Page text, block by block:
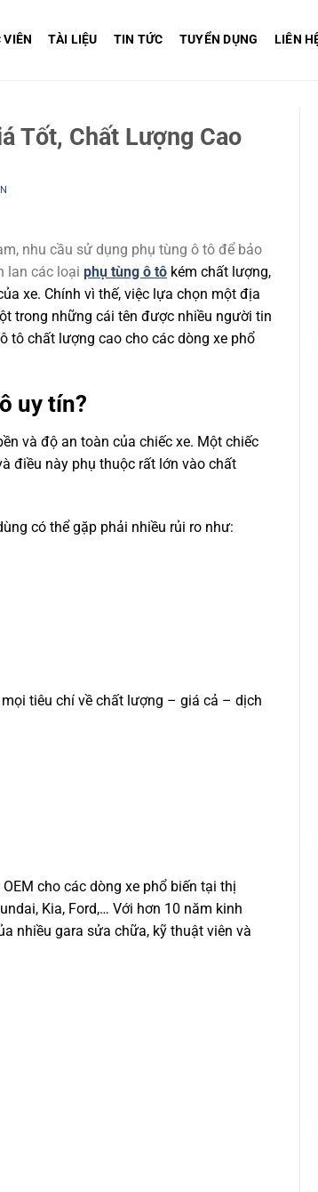
VIÊN TÀI LIỆU TIN TỨC TUYỂN DỤNG LIÊN
Tốt, Chất Lượng Cao
nhu cầu sử dụng phụ tùng ô tô để bảo
lan các loại phụ tùng ô tô kém chất lượng,
xe. Chính vì thế, việc lựa chọn một địa
trong những cái tên được nhiều người tin
tô chất lượng cao cho các dòng xe phổ
uy tín?
và độ an toàn của chiếc xe. Một chiếc
điều này phụ thuộc rất lớn vào chất
có thể gặp phải nhiều rủi ro như:
tiêu chí về chất lượng – giá cả – dịch
cho các dòng xe phổ biến tại thị
Kia, Ford,… Với hơn 10 năm kinh
nhiều gara sửa chữa, kỹ thuật viên và